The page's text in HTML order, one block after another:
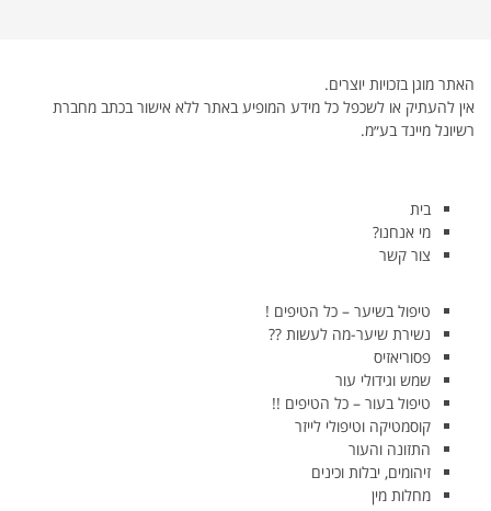
האתר מוגן בזכויות יוצרים.
אין להעתיק או לשכפל כל מידע המופיע באתר ללא אישור בכתב מחברת
רשיונל מיינד בע״מ.
בית
מי אנחנו?
צור קשר
טיפול בשיער – כל הטיפים !
נשירת שיער-מה לעשות ??
פסוריאזיס
שמש וגידולי עור
טיפול בעור – כל הטיפים !!
קוסמטיקה וטיפולי לייזר
התזונה והעור
זיהומים, יבלות וכינים
מחלות מין